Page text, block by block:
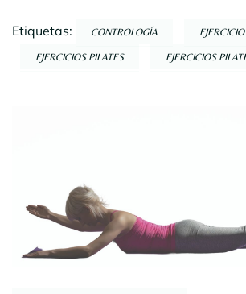
Etiquetas: CONTROLOGÍA
EJERCICIOS PILATES EJERCICIOS
entradas